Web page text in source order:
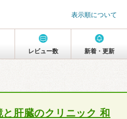
表示順について
レビュー数 新着・更新
肝臓のクリニック 和